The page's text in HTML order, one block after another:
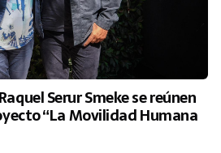
Serur Smeke se reúnen
“La Movilidad Humana